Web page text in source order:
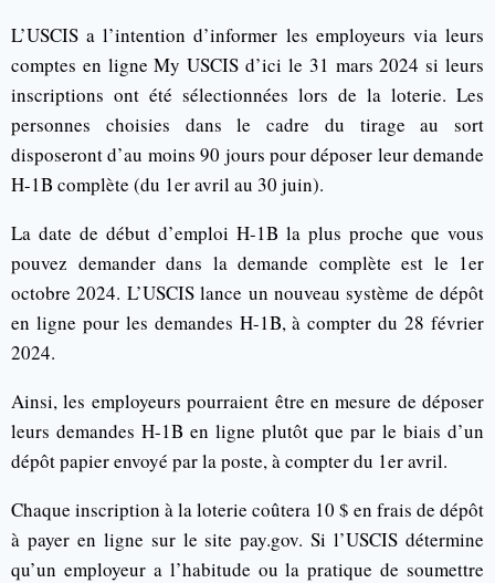
L’USCIS a l’intention d’informer les employeurs via leurs
comptes en ligne My USCIS d’ici le 31 mars 2024 si leurs
inscriptions ont été sélectionnées lors de la loterie. Les
personnes choisies dans le cadre du tirage au sort
disposeront d’au moins 90 jours pour déposer leur demande
H-1B complète (du 1er avril au 30 juin).
La date de début d’emploi H-1B la plus proche que vous
pouvez demander dans la demande complète est le 1er
octobre 2024. L’USCIS lance un nouveau système de dépôt
en ligne pour les demandes H-1B, à compter du 28 février
2024.
Ainsi, les employeurs pourraient être en mesure de déposer
leurs demandes H-1B en ligne plutôt que par le biais d’un
dépôt papier envoyé par la poste, à compter du 1er avril.
Chaque inscription à la loterie coûtera 10 $ en frais de dépôt
à payer en ligne sur le site pay.gov. Si l’USCIS détermine
qu’un employeur a l’habitude ou la pratique de soumettre